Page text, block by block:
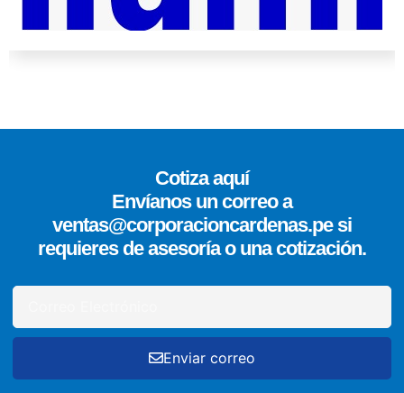
Cotiza aquí
Envíanos un correo a
ventas@corporacioncardenas.pe si
requieres de asesoría o una cotización.
Enviar correo